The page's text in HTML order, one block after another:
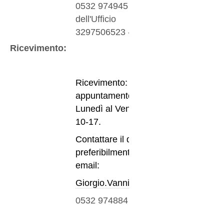
0532 974945
dell'Ufficio
3297506523 -
Ricevimento:
Ricevimento: su
appuntamento dal
Lunedì al Venerdì ore
10-17.
Contattare il docente
preferibilmente via
email:
Giorgio.Vannini@unife.it
0532 974884